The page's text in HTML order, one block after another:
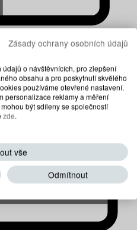
Zásady ochrany osobních údajů
o návštěvnících, pro zlepšení
obsahu a pro poskytnutí skvělého
používáme otevřené nastavení.
personalizace reklamy a měření
být sdíleny se společností
zde.
vše
Odmítnout